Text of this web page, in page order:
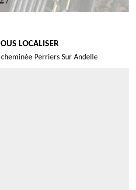
LOCALISER
Perriers Sur Andelle